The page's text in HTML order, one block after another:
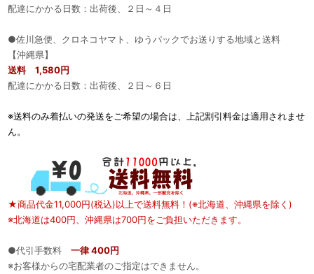
配達にかかる日数：出荷後、２日～４日
●佐川急便、クロネコヤマト、ゆうパックでお送りする地域と送料
【沖縄県】
送料 1,580円
配達にかかる日数：出荷後、２日～６日
※送料のみ着払いの発送をご希望の場合は、上記割引料金は適用されませ
ん。
★商品代金11,000円(税込)以上で送料無料！(※北海道、沖縄県を除く)
※北海道は400円、沖縄県は700円をご負担いただきます。
●代引手数料 一律 400円
※お客様からの宅配業者のご指定はできません。